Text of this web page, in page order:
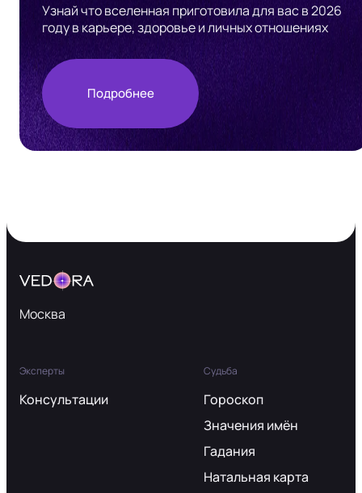
Узнай что вселенная приготовила для вас в 2026
году в карьере, здоровье и личных отношениях
Подробнее
Москва
Эксперты
Консультации
Судьба
Гороскоп
Значения имён
Гадания
Натальная карта